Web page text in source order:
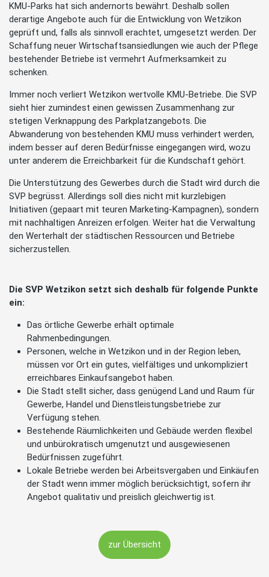
KMU-Parks hat sich andernorts bewährt. Deshalb sollen
derartige Angebote auch für die Entwicklung von Wetzikon
geprüft und, falls als sinnvoll erachtet, umgesetzt werden. Der
Schaffung neuer Wirtschaftsansiedlungen wie auch der Pflege
bestehender Betriebe ist vermehrt Aufmerksamkeit zu
schenken.
Immer noch verliert Wetzikon wertvolle KMU-Betriebe. Die SVP
sieht hier zumindest einen gewissen Zusammenhang zur
stetigen Verknappung des Parkplatzangebots. Die
Abwanderung von bestehenden KMU muss verhindert werden,
indem besser auf deren Bedürfnisse eingegangen wird, wozu
unter anderem die Erreichbarkeit für die Kundschaft gehört.
Die Unterstützung des Gewerbes durch die Stadt wird durch die
SVP begrüsst. Allerdings soll dies nicht mit kurzlebigen
Initiativen (gepaart mit teuren Marketing-Kampagnen), sondern
mit nachhaltigen Anreizen erfolgen. Weiter hat die Verwaltung
den Werterhalt der städtischen Ressourcen und Betriebe
sicherzustellen.
Die SVP Wetzikon setzt sich deshalb für folgende Punkte
ein:
Das örtliche Gewerbe erhält optimale
Rahmenbedingungen.
Personen, welche in Wetzikon und in der Region leben,
müssen vor Ort ein gutes, vielfältiges und unkompliziert
erreichbares Einkaufsangebot haben.
Die Stadt stellt sicher, dass genügend Land und Raum für
Gewerbe, Handel und Dienstleistungsbetriebe zur
Verfügung stehen.
Bestehende Räumlichkeiten und Gebäude werden flexibel
und unbürokratisch umgenutzt und ausgewiesenen
Bedürfnissen zugeführt.
Lokale Betriebe werden bei Arbeitsvergaben und Einkäufen
der Stadt wenn immer möglich berücksichtigt, sofern ihr
Angebot qualitativ und preislich gleichwertig ist.
zur Übersicht